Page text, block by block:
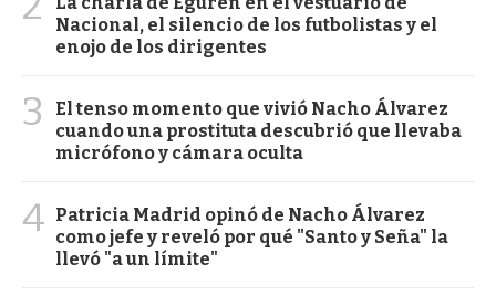
Nacional, el silencio de los futbolistas y el
enojo de los dirigentes
3
El tenso momento que vivió Nacho Álvarez
cuando una prostituta descubrió que llevaba
micrófono y cámara oculta
4 Patricia Madrid opinó de Nacho Álvarez
como jefe y reveló por qué "Santo y Seña" la
llevó "a un límite"